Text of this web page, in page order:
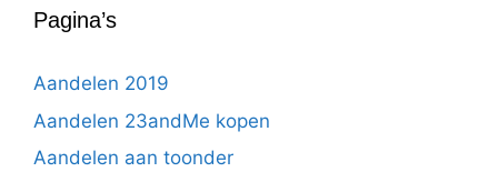
Pagina’s
Aandelen 2019
Aandelen 23andMe kopen
Aandelen aan toonder